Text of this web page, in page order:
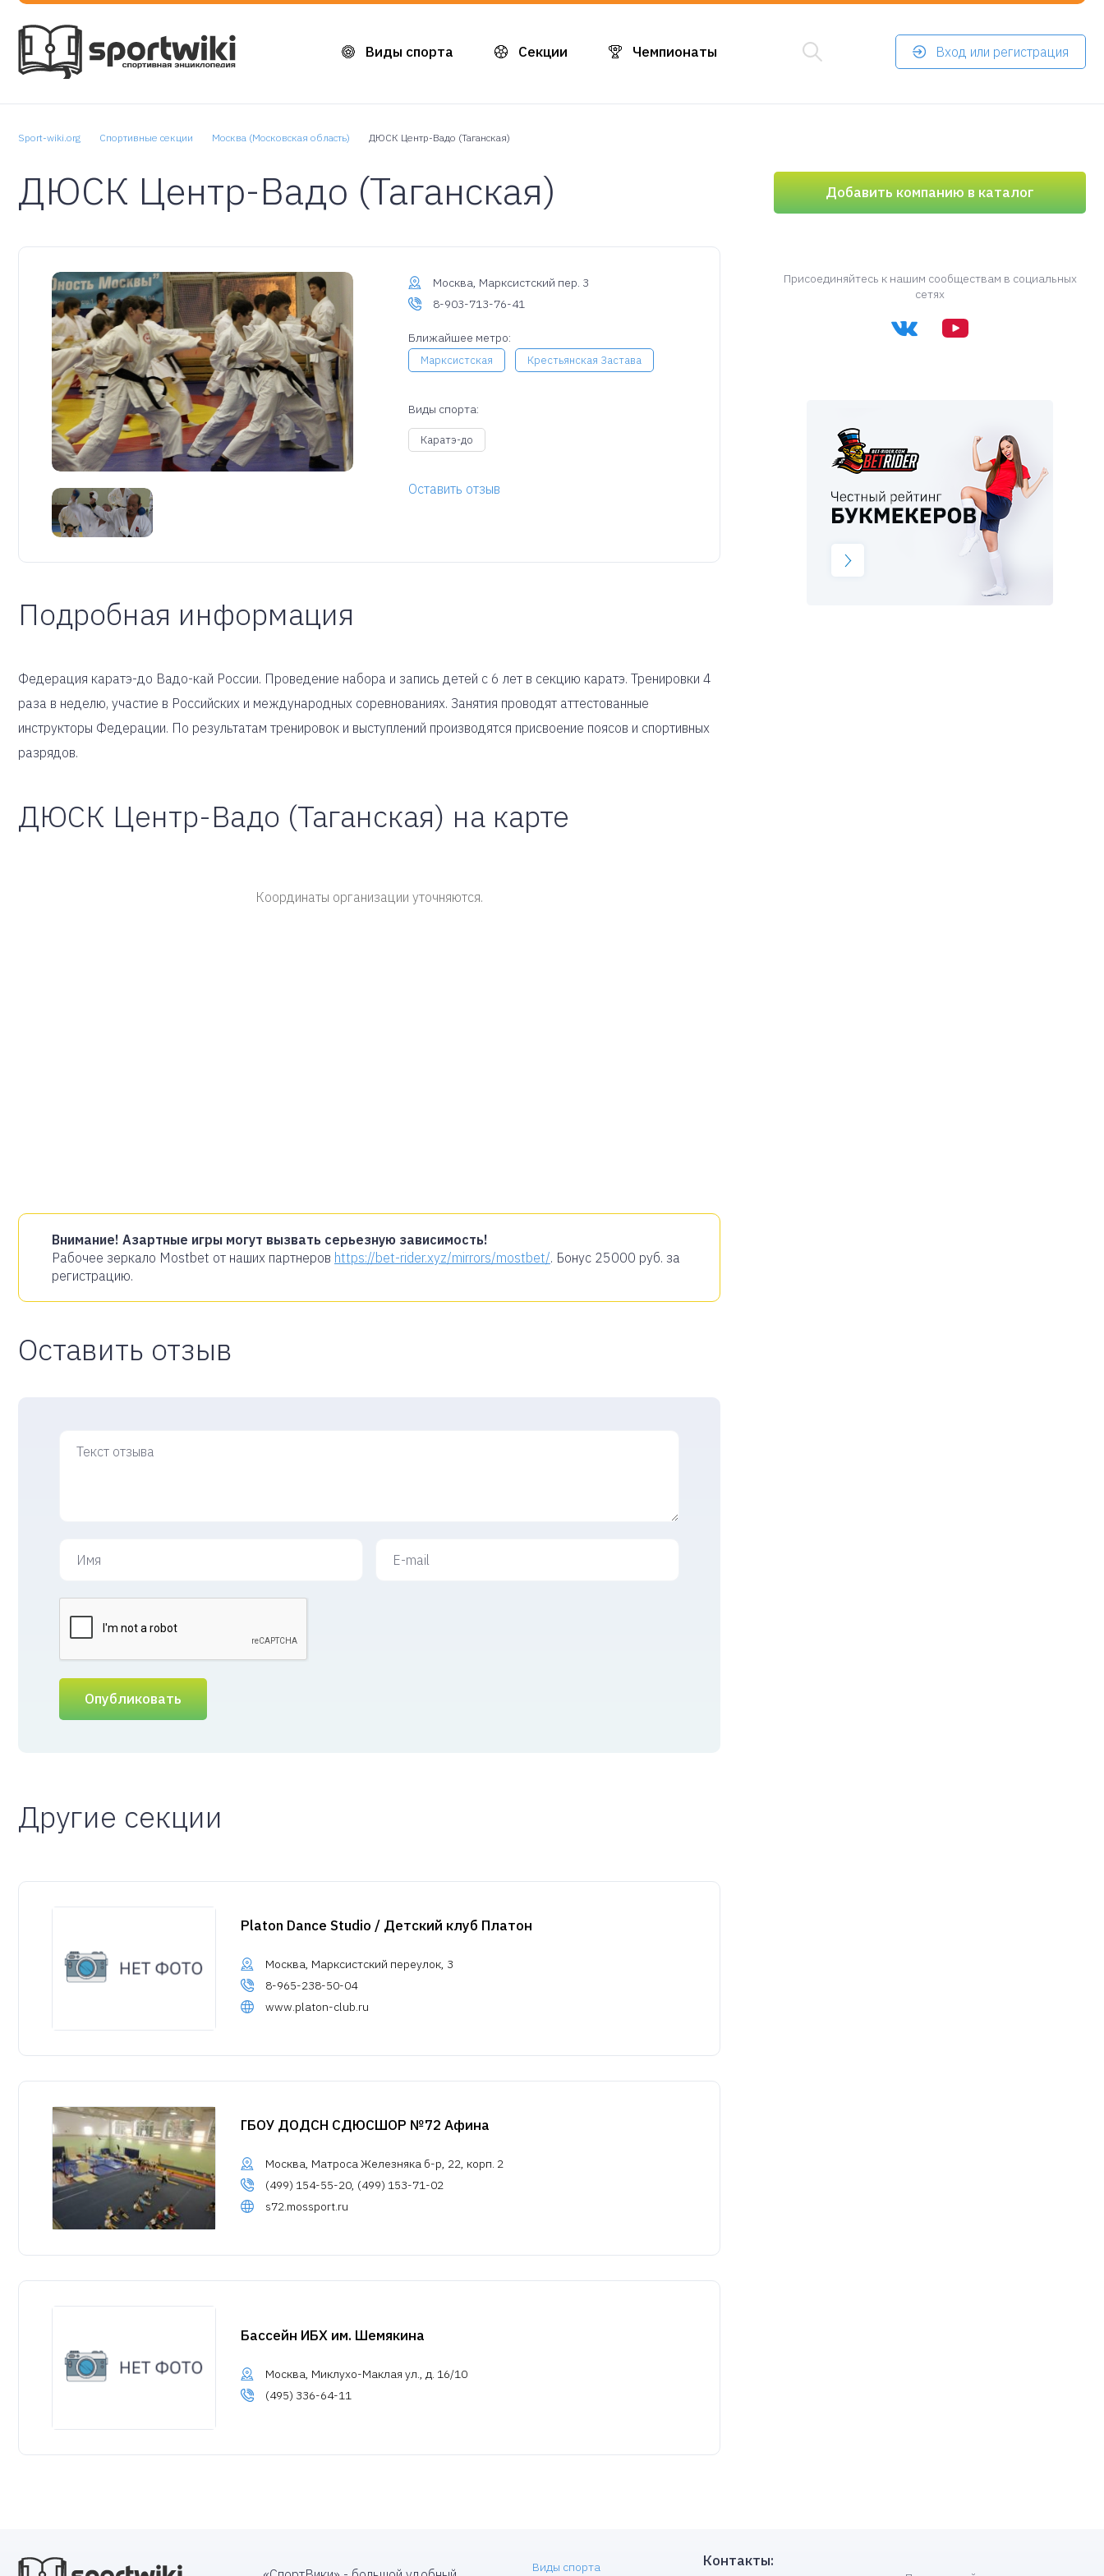
Виды спорта Секции Чемпионаты Вход или регистрация
Sport-wiki.org Спортивные секции Москва (Московская область) ДЮСК Центр-Вадо (Таганская)
ДЮСК Центр-Вадо (Таганская)
Москва, Марксистский пер. 3
8-903-713-76-41
Ближайшее метро:
Марксистская Крестьянская Застава
Виды спорта:
Каратэ-до
Оставить отзыв
Подробная информация
Федерация каратэ-до Вадо-кай России. Проведение набора и запись детей с 6 лет в секцию каратэ. Тренировки 4
раза в неделю, участие в Российских и международных соревнованиях. Занятия проводят аттестованные
инструкторы Федерации. По результатам тренировок и выступлений производятся присвоение поясов и спортивных
разрядов.
ДЮСК Центр-Вадо (Таганская) на карте
Координаты организации уточняются.
Внимание! Азартные игры могут вызвать серьезную зависимость!
Рабочее зеркало Mostbet от наших партнеров https://bet-rider.xyz/mirrors/mostbet/. Бонус 25000 руб. за
регистрацию.
Оставить отзыв
Опубликовать
Другие секции
Platon Dance Studio / Детский клуб Платон
Москва, Марксистский переулок, 3
8-965-238-50-04
www.platon-club.ru
ГБОУ ДОДСН СДЮСШОР №72 Афина
Москва, Матроса Железняка б-р, 22, корп. 2
(499) 154-55-20, (499) 153-71-02
s72.mossport.ru
Бассейн ИБХ им. Шемякина
Москва, Миклухо-Маклая ул., д. 16/10
(495) 336-64-11
Добавить компанию в каталог
Присоединяйтесь к нашим сообществам в социальных
сетях
Виды спорта Контакты: